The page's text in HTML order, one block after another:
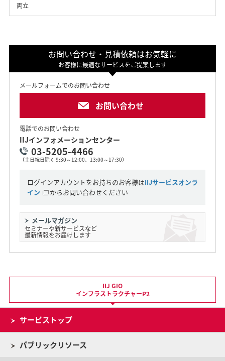
両立
お問い合わせ・見積依頼はお気軽に
お客様に最適なサービスをご提案します
メールフォームでのお問い合わせ
お問い合わせ
電話でのお問い合わせ
IIJインフォメーションセンター
03-5205-4466
（土日祝日除く 9:30～12:00、13:00～17:30）
ログインアカウントをお持ちのお客様はIIJサービスオンラ
イン
からお問い合わせください
メールマガジン
セミナーや新サービスなど
最新情報をお届けします
IIJ GIO
インフラストラクチャーP2
サービストップ
パブリックリソース